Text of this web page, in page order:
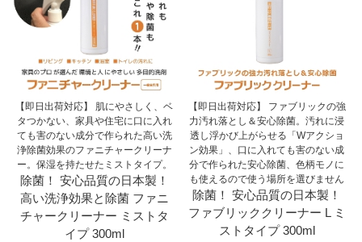
【即日出荷対応】 肌にやさしく、ベ
タつかない、家具や住宅に口に入れ
ても害のない成分で作られた高い洗
浄除菌効果のファニチャークリーナ
ー。保湿を持たせたミストタイプ。
除菌！ 安心品質の日本製！
高い洗浄効果と除菌 ファニ
チャークリーナー ミストタ
イプ 300ml
【即日出荷対応】 ファブリックの強
力汚れ落とし＆安心除菌。汚れに浸
透し浮かび上がらせる「Wアクショ
ン効果」、口に入れても害のない成
分で作られた安心除菌、色柄モノに
も使えるので使う場所を選びません
除菌！ 安心品質の日本製！
ファブリッククリーナー L ミ
ストタイプ 300ml